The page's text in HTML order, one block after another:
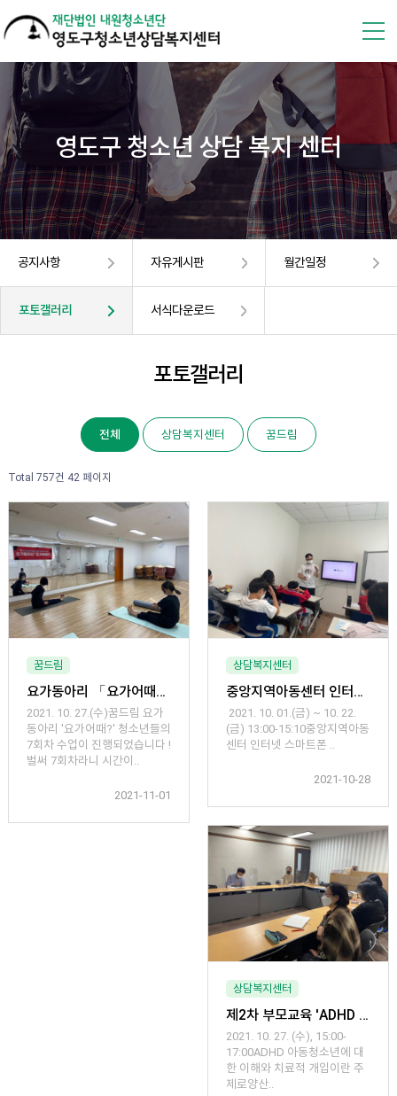
영도구 청소년 상담 복지 센터
공지사항 자유게시판 월간일정
포토갤러리 서식다운로드
포토갤러리
전체 상담복지센터 꿈드림
Total 757건 42 페이지
꿈드림
요가동아리 「요가어때?」 7회차
2021. 10. 27.(수)꿈드림 요가
동아리 '요가어때?' 청소년들의
7회차 수업이 진행되었습니다 !
벌써 7회차라니 시간이..
2021-11-01
상담복지센터
중앙지역아동센터 인터넷 스마트폰 과의존 예방 해소 프로그램 운영
​​2021. 10. 01.(금) ~ 10. 22.
(금) 13:00-15:10중앙지역아동
센터 인터넷 스마트폰 ..
2021-10-28
상담복지센터
제2차 부모교육 'ADHD 아동청소년에 대한 이해와 치료적 개입' 운영
​​​​​2021. 10. 27. (수), 15:00-
17:00ADHD 아동청소년에 대
한 이해와 치료적 개입이란 주
제로양산..